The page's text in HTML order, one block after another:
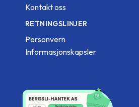
Kontakt oss
RETNINGSLINJER
Personvern
Informasjonskapsler